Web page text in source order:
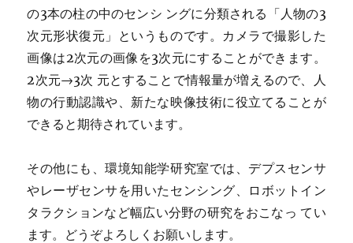
の3本の柱の中のセンシ ングに分類される「人物の3
次元形状復元」というものです。カメラで撮影した
画像は2次元の画像を3次元にすることができます。
2次元→3次 元とすることで情報量が増えるので、人
物の行動認識や、新たな映像技術に役立てることが
できると期待されています。
その他にも、環境知能学研究室では、デプスセンサ
やレーザセンサを用いたセンシング、ロボットイン
タラクションなど幅広い分野の研究をおこなっ てい
ます。どうぞよろしくお願いします。